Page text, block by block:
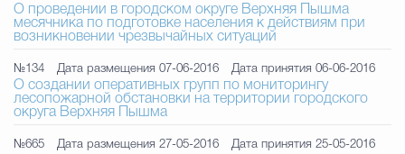
О проведении в городском округе Верхняя Пышма
месячника по подготовке населения к действиям при
возникновении чрезвычайных ситуаций
№134 Дата размещения 07-06-2016 Дата принятия 06-06-2016
О создании оперативных групп по мониторингу
лесопожарной обстановки на территории городского
округа Верхняя Пышма
№665 Дата размещения 27-05-2016 Дата принятия 25-05-2016